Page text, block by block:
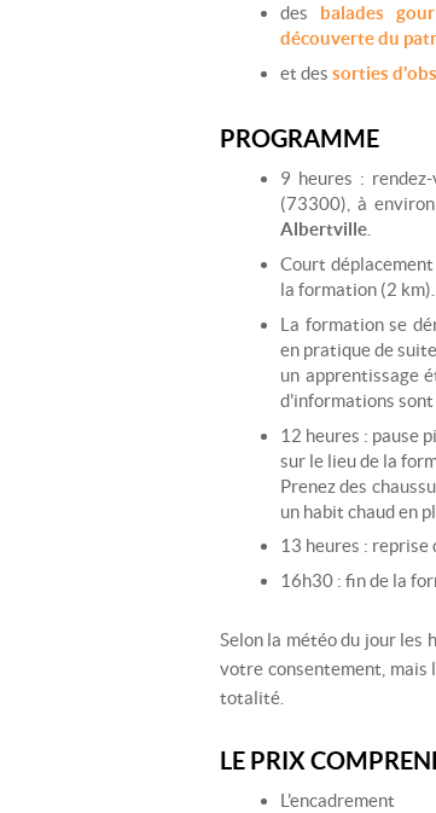
des balades
découverte du
et des sorties
PROGRAMME
9 heures :
(73300), à
Albertville.
Court
la formation (2 km).
La formation se
en pratique de
un apprentissage
d'informations sont
12 heures : pause
sur le lieu de la
Prenez des
un habit chaud en
13 heures : reprise
16h30 : fin de la
Selon la météo du jour les
votre consentement, mais
totalité.
LE PRIX